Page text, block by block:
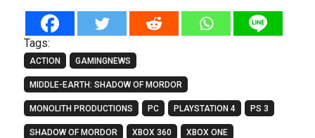
Tags:
ACTION GAMINGNEWS
MIDDLE-EARTH: SHADOW OF MORDOR
MONOLITH PRODUCTIONS PC PLAYSTATION 4 PS 3
SHADOW OF MORDOR XBOX 360 XBOX ONE